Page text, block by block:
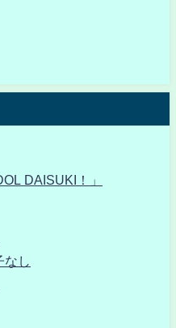
DAISUKI！」
なし